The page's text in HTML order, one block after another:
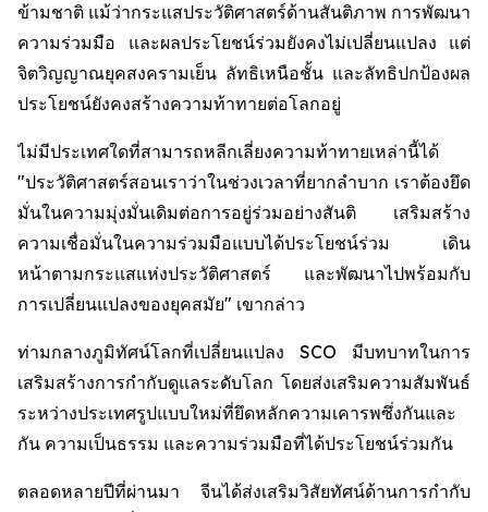
ข้ามชาติ แม้ว่ากระแสประวัติศาสตร์ด้านสันติภาพ การพัฒนา
ความร่วมมือ และผลประโยชน์ร่วมยังคงไม่เปลี่ยนแปลง แต่
จิตวิญญาณยุคสงครามเย็น ลัทธิเหนือชั้น และลัทธิปกป้องผล
ประโยชน์ยังคงสร้างความท้าทายต่อโลกอยู่
ไม่มีประเทศใดที่สามารถหลีกเลี่ยงความท้าทายเหล่านี้ได้
"ประวัติศาสตร์สอนเราว่าในช่วงเวลาที่ยากลำบาก เราต้องยึด
มั่นในความมุ่งมั่นเดิมต่อการอยู่ร่วมอย่างสันติ เสริมสร้าง
ความเชื่อมั่นในความร่วมมือแบบได้ประโยชน์ร่วม เดิน
หน้าตามกระแสแห่งประวัติศาสตร์ และพัฒนาไปพร้อมกับ
การเปลี่ยนแปลงของยุคสมัย" เขากล่าว
ท่ามกลางภูมิทัศน์โลกที่เปลี่ยนแปลง SCO มีบทบาทในการ
เสริมสร้างการกำกับดูแลระดับโลก โดยส่งเสริมความสัมพันธ์
ระหว่างประเทศรูปแบบใหม่ที่ยึดหลักความเคารพซึ่งกันและ
กัน ความเป็นธรรม และความร่วมมือที่ได้ประโยชน์ร่วมกัน
ตลอดหลายปีที่ผ่านมา จีนได้ส่งเสริมวิสัยทัศน์ด้านการกำกับ